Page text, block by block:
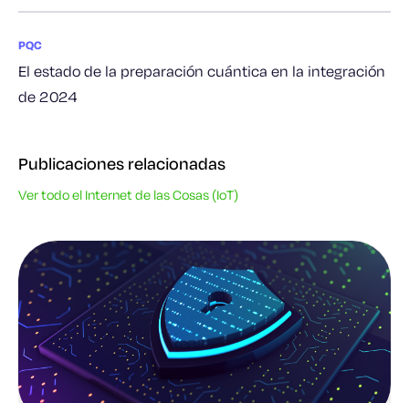
PQC
El estado de la preparación cuántica en la integración
de 2024
Publicaciones relacionadas
Ver todo el Internet de las Cosas (IoT)